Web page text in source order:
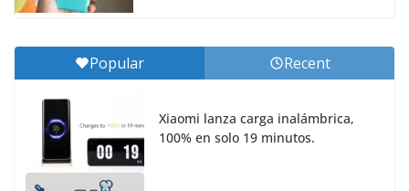
Popular Recent
Xiaomi lanza carga inalámbrica,
100% en solo 19 minutos.